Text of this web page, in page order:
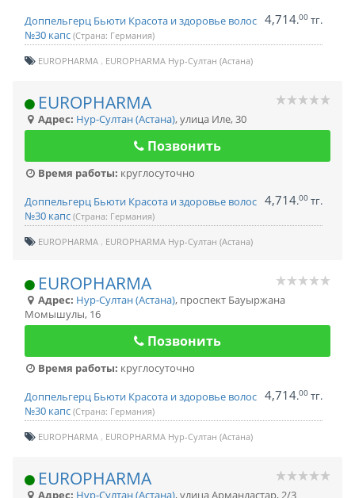
Доппельгерц Бьюти Красота и здоровье волос
№30 капс (Страна: Германия)
4,714.00 тг.
EUROPHARMA EUROPHARMA Нур-Султан (Астана)
EUROPHARMA
Адрес: Нур-Султан (Астана),улица Иле, 30
Позвонить
Время работы: круглосуточно
Доппельгерц Бьюти Красота и здоровье волос
№30 капс (Страна: Германия)
4,714.00 тг.
EUROPHARMA EUROPHARMA Нур-Султан (Астана)
EUROPHARMA
Адрес: Нур-Султан (Астана), проспект Бауыржана
Момышулы, 16
Позвонить
Время работы: круглосуточно
Доппельгерц Бьюти Красота и здоровье волос
№30 капс (Страна: Германия)
4,714.00 тг.
EUROPHARMA EUROPHARMA Нур-Султан (Астана)
EUROPHARMA
Адрес: Нур-Султан (Астана),улица Армандастар, 2/3